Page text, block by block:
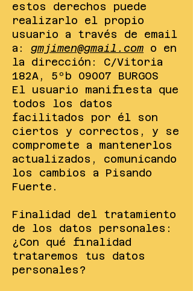
estos derechos puede
realizarlo el propio
usuario a través de email
a: gmjimen@gmail.com o en
la dirección: C/Vitoria
182A, 5ºb 09007 BURGOS
El usuario manifiesta que
todos los datos
facilitados por él son
ciertos y correctos, y se
compromete a mantenerlos
actualizados, comunicando
los cambios a Pisando
Fuerte.
Finalidad del tratamiento
de los datos personales:
¿Con qué finalidad
trataremos tus datos
personales?